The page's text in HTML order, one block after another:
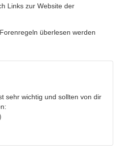
Links zur Website der
überlesen werden
sehr wichtig und sollten von dir